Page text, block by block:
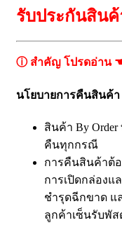
รับประกันสินค้
ⓘ สำคัญ โปรดอ่าน
นโยบายการคืนสินค้า
สินค้า By
คืนทุกกรณี
การคืนสินค้าต้
การเปิดกล่อง
ชำรุดฉีกขาด แ
ลูกค้าเซ็นรับพั